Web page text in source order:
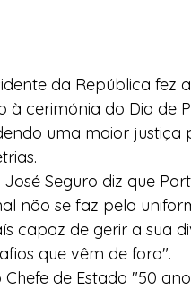
da República fez
à cerimónia do Dia de
uma maior justiça
Seguro diz que
não se faz pela
capaz de gerir a sua
que vêm de fora".
Chefe de Estado "50